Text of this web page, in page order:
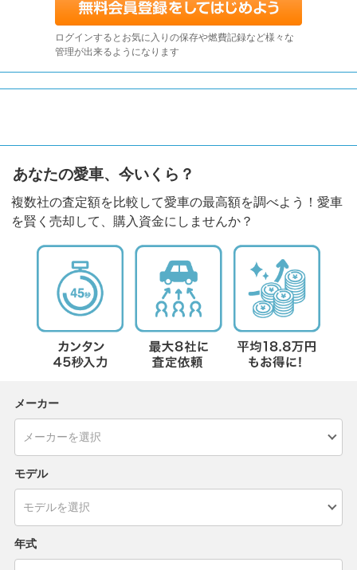
ログインするとお気に入りの保存や燃費記録など様々な
管理が出来るようになります
あなたの愛車、今いくら？
複数社の査定額を比較して愛車の最高額を調べよう！愛車
を賢く売却して、購入資金にしませんか？
メーカー
モデル
年式